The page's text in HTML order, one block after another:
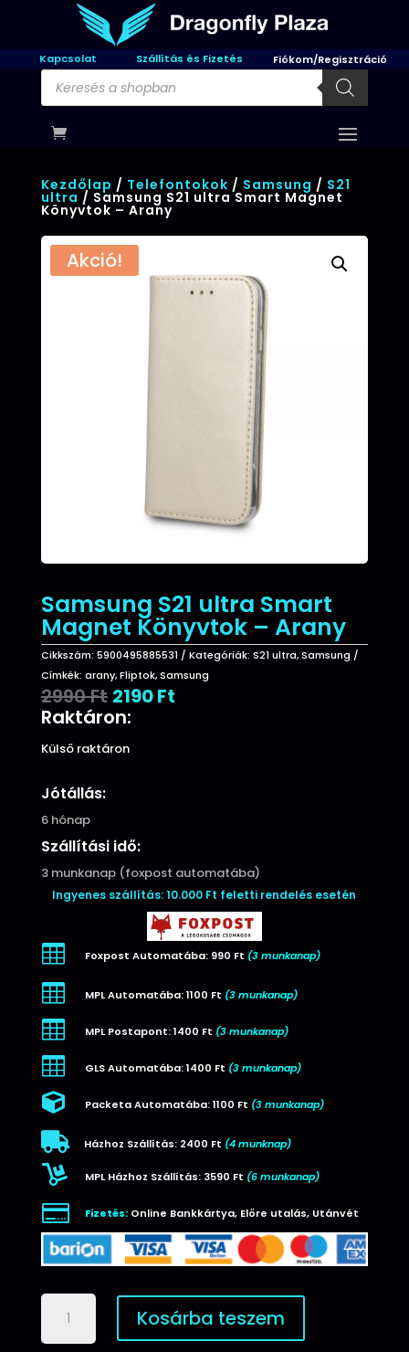
Kapcsolat Szállítás és Fizetés Fiókom/Regisztráció
Products
search
Kezdőlap / Telefontokok / Samsung / S21
ultra / Samsung S21 ultra Smart Magnet
Könyvtok – Arany
Akció!
Samsung S21 ultra Smart
Magnet Könyvtok – Arany
Cikkszám: 5900495885531 Kategóriák: S21 ultra,Samsung
Címkék: arany,Fliptok,Samsung
2990Ft Original
price
was:
2990 Ft.
2190FtCurrent
Raktáron:
Külső raktáron
Jótállás:
6 hónap
Szállítási idő:
3 munkanap (foxpost automatába)
Ingyenes szállítás: 10.000 Ft feletti rendelés esetén
 Foxpost Automatába: 990 Ft (3 munkanap)
 MPL Automatába: 1100 Ft (3 munkanap)
 MPL Postapont: 1400 Ft (3 munkanap)
 GLS Automatába: 1400 Ft (3 munkanap)
 Packeta Automatába: 1100 Ft (3 munkanap)
 Házhoz Szállítás: 2400 Ft (4 munknap)
 MPL Házhoz Szállítás: 3590 Ft (6 munkanap)
 Fizetés:Online Bankkártya, Előre utalás, Utánvét
Samsung
ultra
Kosárba teszem